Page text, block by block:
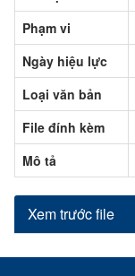
Phạm vi
Ngày hiệu lực
Loại văn bản
File đính kèm
Mô tả
Xem trước file